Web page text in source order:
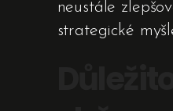
neustále
strategické